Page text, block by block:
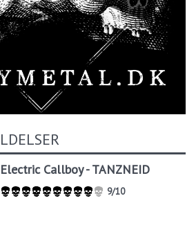
Electric Callboy - TANZNEID
9/10